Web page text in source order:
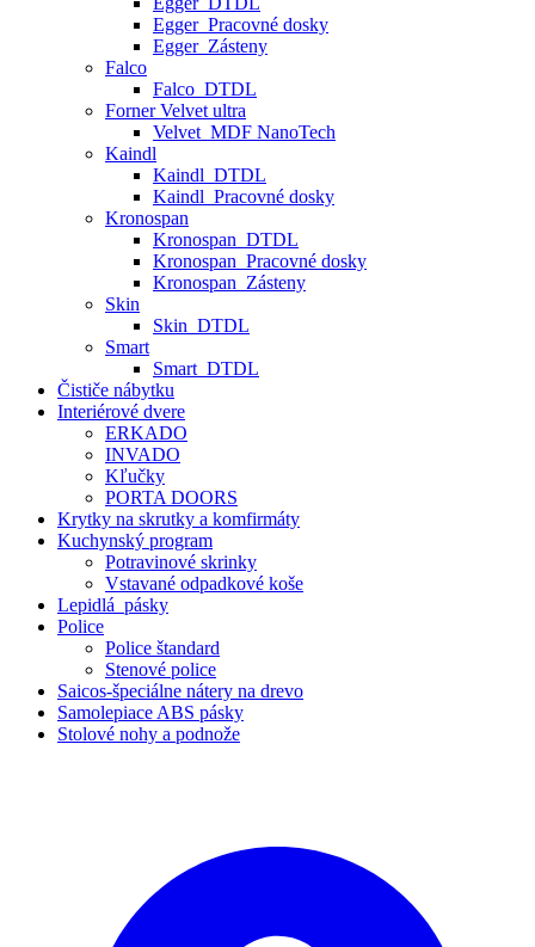
Egger_Pracovné dosky
Egger_Zásteny
Falco
Falco_DTDL
Forner Velvet ultra
Velvet_MDF NanoTech
Kaindl
Kaindl_DTDL
Kaindl_Pracovné dosky
Kronospan
Kronospan_DTDL
Kronospan_Pracovné dosky
Kronospan_Zásteny
Skin
Skin_DTDL
Smart
Smart_DTDL
Čističe nábytku
Interiérové dvere
ERKADO
INVADO
Kľučky
PORTA DOORS
Krytky na skrutky a komfirmáty
Kuchynský program
Potravinové skrinky
Vstavané odpadkové koše
Lepidlá_pásky
Police
Police štandard
Stenové police
Saicos-špeciálne nátery na drevo
Samolepiace ABS pásky
Stolové nohy a podnože